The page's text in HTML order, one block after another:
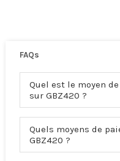
FAQs
Quel est le moyen
sur GBZ420 ?
Quels moyens de
GBZ420 ?